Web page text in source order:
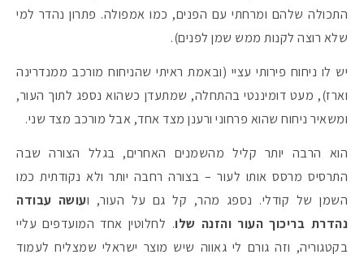
התכולה שלהם ומרחתי עם הפנים, כמו אמפולה. פתרון נהדר למי
שלא רוצה לקנות ממש שמן לפנים).
יש לו ניחוח פירותי עציי (ובאמת ראיתי שהניחוח מורכב ממנדרינה
וארז), מעט דומיננטי בהתחלה, שמתעדן כשהוא נספג לתוך העור,
ומשאיר ניחוח שהוא פרחוני ורענן מצד אחד, אבל מורכב מצד שני.
הוא הרבה יותר קליל מהשמנים האחרים, בגלל הצורה שבה
התרסיס מרסס אותו לעור – בצורה רחבה יותר ולא נקודתית כמו
השמן של קודלי. נספג מהר, קל גם על העור, ועושה עבודה
נהדרת בריכוך העור והזנה שלו. לחלוטין אחד המועדפים עליי
בקטגוריה, וזה גורם לי גאווה שיש מוצר ישראלי שמצליח לעמוד